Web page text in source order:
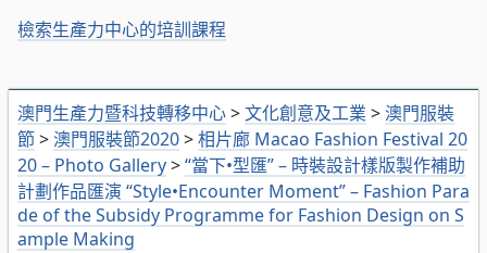
澳門生產力暨科技轉移中心>文化創意及工業 > 澳門服裝
節> 澳門服裝節2020>相片廊 Macao Fashion Festival 20
20 – Photo Gallery>“當下•型匯” – 時裝設計樣版製作補助
計劃作品匯演 “Style•Encounter Moment” – Fashion Para
de of the Subsidy Programme for Fashion Design on S
ample Making
檢索生產力中心的培訓課程